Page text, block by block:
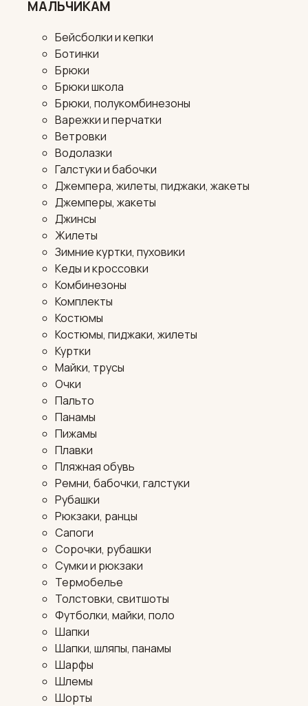
МАЛЬЧИКАМ
Бейсболки и кепки
Ботинки
Брюки
Брюки школа
Брюки, полукомбинезоны
Варежки и перчатки
Ветровки
Водолазки
Галстуки и бабочки
Джемпера, жилеты, пиджаки, жакеты
Джемперы, жакеты
Джинсы
Жилеты
Зимние куртки, пуховики
Кеды и кроссовки
Комбинезоны
Комплекты
Костюмы
Костюмы, пиджаки, жилеты
Куртки
Майки, трусы
Очки
Пальто
Панамы
Пижамы
Плавки
Пляжная обувь
Ремни, бабочки, галстуки
Рубашки
Рюкзаки, ранцы
Сапоги
Сорочки, рубашки
Сумки и рюкзаки
Термобелье
Толстовки, свитшоты
Футболки, майки, поло
Шапки
Шапки, шляпы, панамы
Шарфы
Шлемы
Шорты